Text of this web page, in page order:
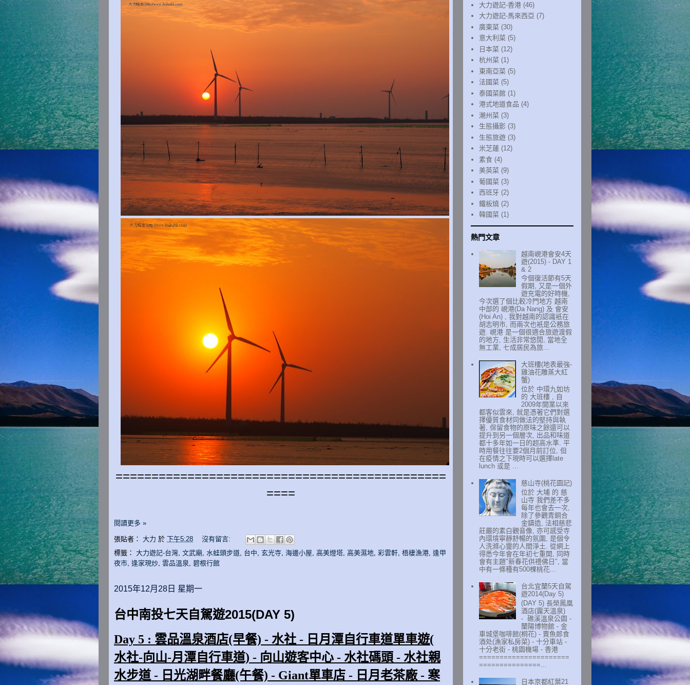
==============================================
====
閱讀更多 »
張貼者： 大力 於 下午5:28
沒有留言:
標籤： 大力遊記-台灣, 文武廟, 水蛙頭步道, 台中, 玄光寺, 海邊小屋, 高美燈塔, 高美濕地, 彩雲軒, 梧棲漁港, 逢甲
夜市, 逢家現炒, 雲品溫泉, 碧根行館
2015年12月28日 星期一
台中南投七天自駕遊2015(DAY 5)
Day 5 : 雲品溫泉酒店(早餐) - 水社 - 日月潭自行車道單車遊(
水社-向山-月潭自行車道) - 向山遊客中心 - 水社碼頭 - 水社親
水步道 - 日光湖畔餐廳(午餐) - Giant單車店 - 日月老茶廠 - 寒
大力遊記-香港 (46)
大力遊記-馬來西亞 (7)
廣東菜 (30)
意大利菜 (5)
日本菜 (12)
杭州菜 (1)
東南亞菜 (5)
法國菜 (5)
泰國菜館 (1)
港式地道食品 (4)
潮州菜 (3)
生態攝影 (3)
生態旅遊 (3)
米芝蓮 (12)
素食 (4)
美英菜 (9)
葡國菜 (3)
西班牙 (2)
鐵板燒 (2)
韓國菜 (1)
熱門文章
越南峴港會安4天
遊(2015) - DAY 1
& 2
今個復活節有5天
假期, 又是一個外
遊充電的好時機,
今次選了個比較冷門地方 越南
中部的 峴港(Da Nang) 及 會安
(Hoi An) , 我對越南的認識衹在
胡志明市, 而兩次也衹是公務旅
遊. 峴港 是一個很適合旅遊渡假
的地方, 生活非常悠閒, 當地全
無工業, 七成居民為旅...
大班樓(地表最強-
雞油花雕蒸大紅
蟹)
位於 中環九如坊
的 大班樓 , 自
2009年開業以來
都客似雲來, 就是憑著它們對選
擇優質食材同做法的堅持與執
著, 保留食物的原味之餘還可以
提升到另一個層次, 出品和味道
都十多年如一日的超高水準. 平
時用餐往往要2個月前訂位, 但
在疫情之下現時可以選擇late
lunch 或是 ...
慈山寺(桃花園記)
位於 大埔 的 慈
山寺 我們差不多
每年也會去一次,
除了參觀青銅合
金鑄造, 法相慈悲
莊嚴的素白觀音像, 亦可感受寺
內環境寧靜舒暢的氛圍, 是個令
人洗滌心靈的人間淨土. 從網上
得悉今年會在年初七重開, 同時
會有主題"新春花供禮佛日", 當
中有一條種有500棵桃花...
台北宜蘭5天自駕
遊2014(Day 5)
(DAY 5) 長榮鳳凰
酒店(露天溫泉)
- 礁溪溫泉公園 -
蘭陽博物館 - 金
車城堡咖啡館(桐花) - 賣魚郎食
酒处(漁家私房菜) - 十分車站 -
十分老街 - 桃園機場 - 香港
======================
===============...
日本京都紅葉21